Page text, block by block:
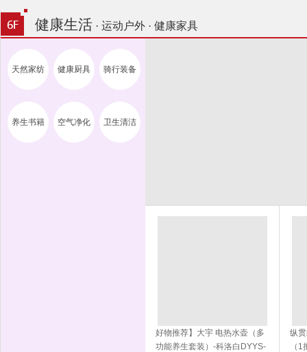
健康生活 · 运动户外 · 健康家具
天然家纺 健康厨具 骑行装备
养生书籍 空气净化 卫生清洁
好物推荐】大宇 电热水壶（多
功能养生套装）-科洛白DYYS-
纵
（